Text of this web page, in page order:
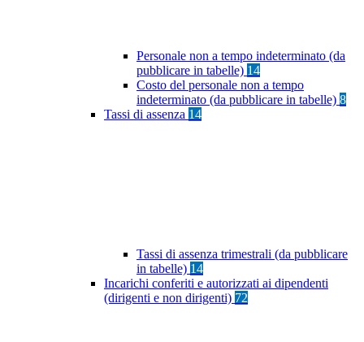
Personale non a tempo indeterminato (da
pubblicare in tabelle) 14
Costo del personale non a tempo
indeterminato (da pubblicare in tabelle) 8
Tassi di assenza 14
Tassi di assenza trimestrali (da pubblicare
in tabelle) 14
Incarichi conferiti e autorizzati ai dipendenti
(dirigenti e non dirigenti) 72